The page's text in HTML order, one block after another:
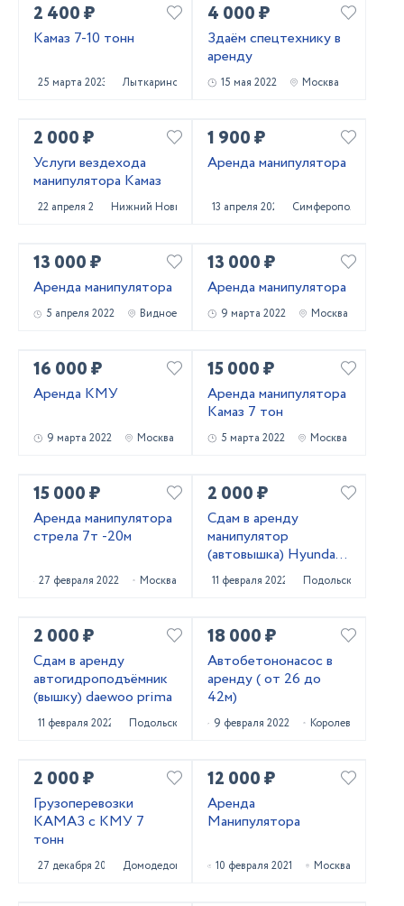
2 400 ₽
Камаз 7-10 тонн
25 марта 2023 Лыткарино
4 000 ₽
Здаём спецтехнику в
аренду
15 мая 2022 Москва
2 000 ₽
Услуги вездехода
манипулятора Камаз
22 апреля 2022 Нижний Новгород
1 900 ₽
Аренда манипулятора
13 апреля 2022 Симферополь
13 000 ₽
Аренда манипулятора
5 апреля 2022 Видное
13 000 ₽
Аренда манипулятора
9 марта 2022 Москва
16 000 ₽
Аренда КМУ
9 марта 2022 Москва
15 000 ₽
Аренда манипулятора
Камаз 7 тон
5 марта 2022 Москва
15 000 ₽
Аренда манипулятора
стрела 7т -20м
27 февраля 2022 Москва
2 000 ₽
Сдам в аренду
манипулятор
(автовышка) Hyundai
Gold
11 февраля 2022 Подольск
2 000 ₽
Сдам в аренду
автогидроподъёмник
(вышку) daewoo prima
11 февраля 2022 Подольск
18 000 ₽
Автобетононасос в
аренду ( от 26 до
42м)
9 февраля 2022 Королев
2 000 ₽
Грузоперевозки
КАМАЗ с КМУ 7
тонн
27 декабря 2021 Домодедово
12 000 ₽
Аренда
Манипулятора
10 февраля 2021 Москва